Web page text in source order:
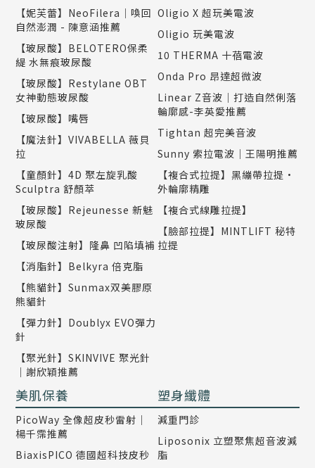
【妮芙蕾】NeoFilera｜喚回
自然澎潤 - 陳意涵推薦
【玻尿酸】BELOTERO保柔
緹 水無痕玻尿酸
【玻尿酸】Restylane OBT
女神動態玻尿酸
【玻尿酸】嘴唇
【魔法針】VIVABELLA 薇貝
拉
【童顏針】4D 聚左旋乳酸
Sculptra 舒顏萃
【玻尿酸】Rejeunesse 新魅
玻尿酸
【玻尿酸注射】隆鼻 凹陷填補
【消脂針】Belkyra 倍克脂
【熊貓針】Sunmax双美膠原
熊貓針
【彈力針】Doublyx EVO彈力
針
【聚光針】SKINVIVE 聚光針
｜謝欣穎推薦
Oligio X 超玩美電波
Oligio 玩美電波
10 THERMA 十蓓電波
Onda Pro 昂達超微波
Linear Z音波｜打造自然俐落
輪廓感-李英愛推薦
Tightan 超完美音波
Sunny 索拉電波｜王陽明推薦
【複合式拉提】黑繃帶拉提•
外輪廓精雕
【複合式線雕拉提】
【臉部拉提】MINTLIFT 秘特
拉提
美肌保養
PicoWay 全像超皮秒雷射｜
楊千霈推薦
BiaxisPICO 德國超科技皮秒
塑身纖體
減重門診
Liposonix 立塑聚焦超音波減
脂